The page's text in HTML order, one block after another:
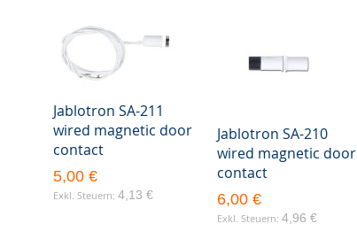
Jablotron SA-211
wired magnetic door
contact
5,00 €
4,13 €
Jablotron SA-210
wired magnetic door
contact
6,00 €
4,96 €